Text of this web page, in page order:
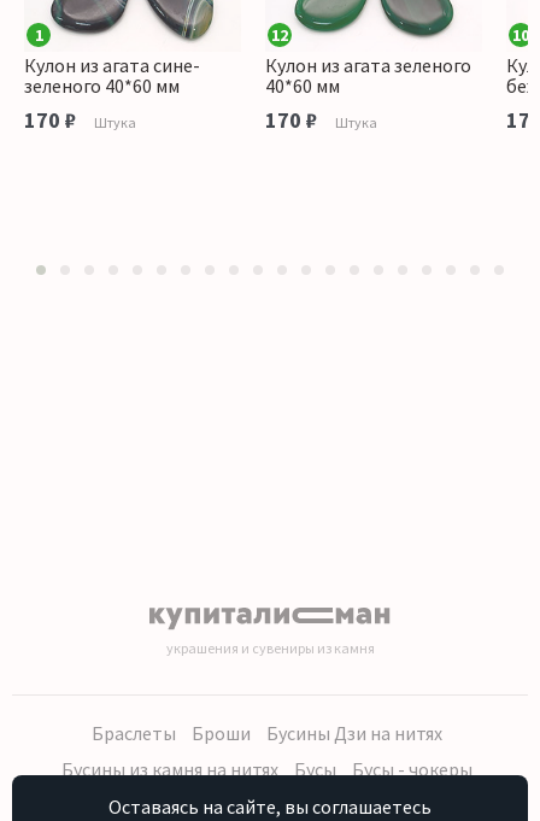
1
Кулон из агата сине-
зеленого 40*60 мм
170 ₽ Штука
12
Кулон из агата зеленого
40*60 мм
170 ₽ Штука
10
украшения и сувениры из камня
Браслеты Броши
Бусины Дзи на нитях
Бусины из камня на нитях
Бусы
Бусы - чокеры
Кольца, серьги
Кулоны Наборы (бусы, браслет, серьги)
Оставаясь на сайте, вы соглашаетесь